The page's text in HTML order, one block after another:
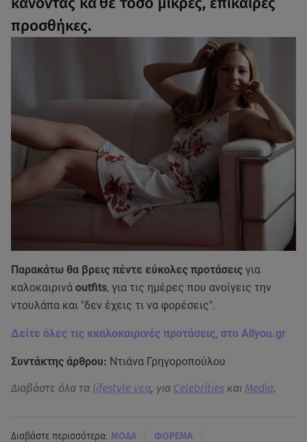
προσθήκες.
Παρακάτω θα βρεις πέντε εύκολες προτάσεις για
καλοκαιρινά outfits, για τις ημέρες που ανοίγεις την
ντουλάπα και "δεν έχεις τι να φορέσεις".
Δείτε όλες τις κκαλοκαιρινές προτάσεις, στο Allyou.gr
Συντάκτης άρθρου: Ντιάνα Γρηγοροπούλου
Διαβάστε όλα τα lifestyle νεα, για Celebrities και Media.
Διαβάστε περισσότερα: MΟΔΑ ΦΟΡΕΜΑ